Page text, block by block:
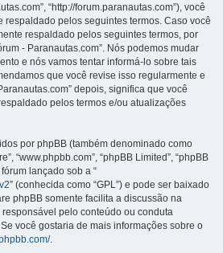
“http://forum.paranautas.com”), você
respaldado pelos seguintes termos. Caso você
respaldado pelos seguintes termos, por
- Paranautas.com”. Nós podemos mudar
e nós vamos tentar informá-lo sobre tais
que você revise isso regularmente e
depois, significa que você
pelos termos e/ou atualizações
por phpBB (também denominado como
“www.phpbb.com”, “phpBB Limited”, “phpBB
lançado sob a “
” (conhecida como “GPL”) e pode ser baixado
phpBB somente facilita a discussão na
pelo conteúdo ou conduta
você gostaria de mais informações sobre o
.